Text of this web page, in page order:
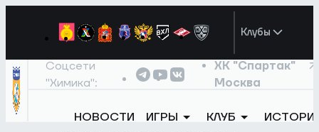
Клубы
Соцсети
"Химика":
ХК "Спартак"
Москва
НОВОСТИ ИГРЫ КЛУБ